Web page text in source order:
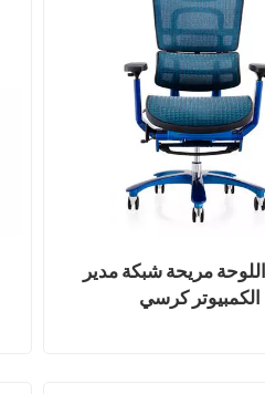
مريحة شبكة مدير
الكمبيوتر كرسي